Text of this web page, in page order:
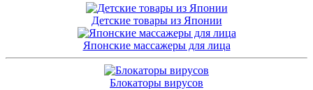
Детские товары из Японии
Японские массажеры для лица
Блокаторы вирусов